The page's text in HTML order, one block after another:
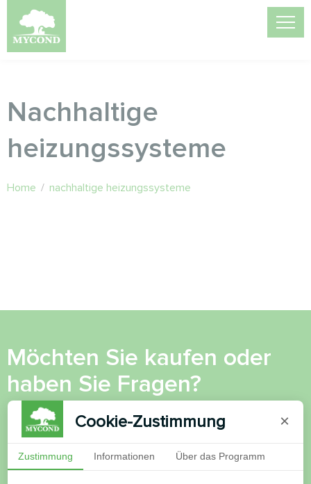
Nachhaltige
heizungssysteme
Home / nachhaltige heizungssysteme
Möchten Sie kaufen oder
haben Sie Fragen?
Kontaktieren Sie uns und wir werden Ihnen
helfen
Cookie-Zustimmung ×
Zustimmung Informationen Über das Programm